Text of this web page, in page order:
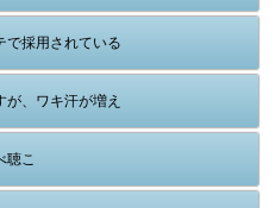
で採用されている
、ワキ汗が増え
聴こ